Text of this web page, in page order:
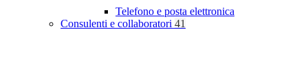
Telefono e posta elettronica
Consulenti e collaboratori 41